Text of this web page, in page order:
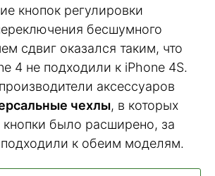
кнопок регулировки
бесшумного
сдвиг оказался таким, что
4 не подходили к iPhone 4S.
аксессуаров
чехлы, в которых
кнопки было расширено, за
подходили к обеим моделям.